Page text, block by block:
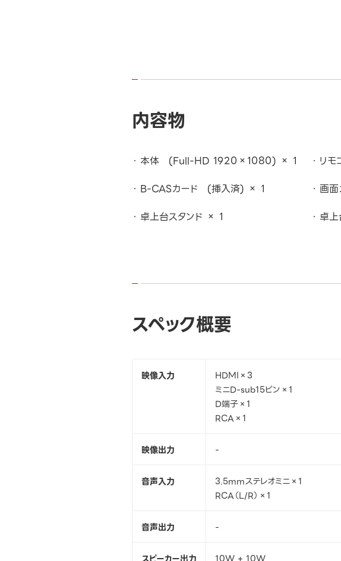
内容物
本体 (Full-HD 1920×1080) × 1 リ
B-CASカード (挿入済) × 1
画
卓上台スタンド × 1
卓
スペック概要
映像入力
HDMI×3
ミニD-sub15ピン×1
D端子×1
RCA×1
映像出力 -
音声入力
3.5mmステレオミニ×1
RCA（L/R）×1
音声出力 -